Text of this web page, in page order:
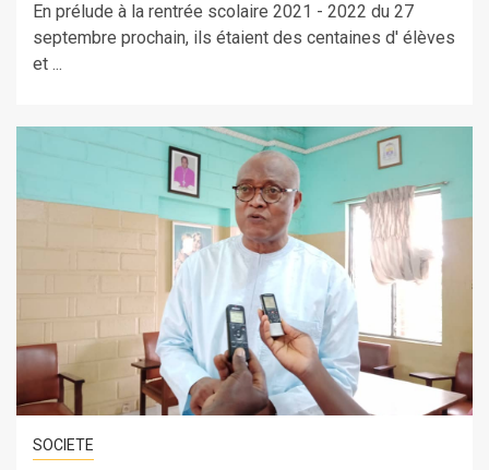
En prélude à la rentrée scolaire 2021 - 2022 du 27
septembre prochain, ils étaient des centaines d' élèves
et ...
SOCIETE